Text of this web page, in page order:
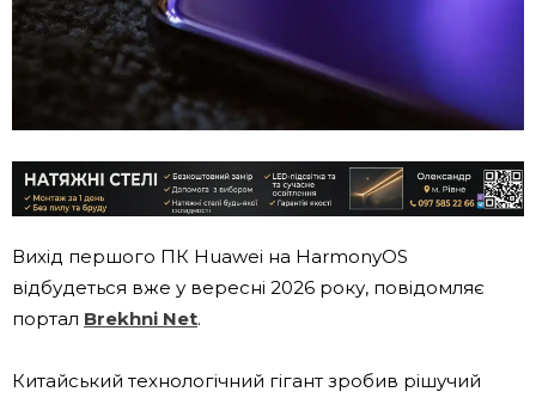
Вихід першого ПК Huawei на HarmonyOS
відбудеться вже у вересні 2026 року, повідомляє
портал Brekhni Net.
Китайський технологічний гігант зробив рішучий